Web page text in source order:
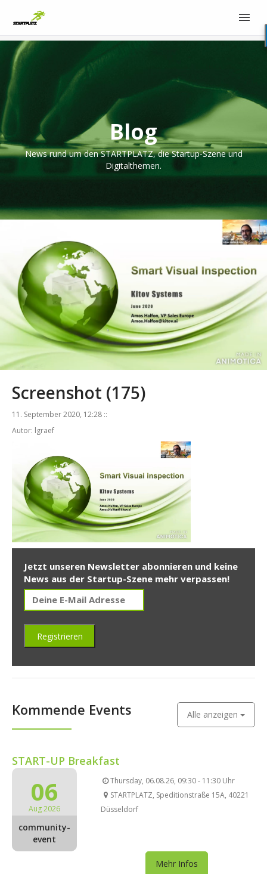
Blog
News rund um den STARTPLATZ, die Startup-Szene und
Digitalthemen.
Screenshot (175)
11. September 2020, 12:28 ::
Autor: lgraef
Jetzt unseren Newsletter abonnieren und keine
News aus der Startup-Szene mehr verpassen!
Kommende Events Alle anzeigen
START-UP Breakfast
06
Aug 2026
community-
event
Thursday, 06.08.26, 09:30 - 11:30 Uhr
STARTPLATZ, Speditionstraße 15A, 40221
Düsseldorf
Mehr Infos